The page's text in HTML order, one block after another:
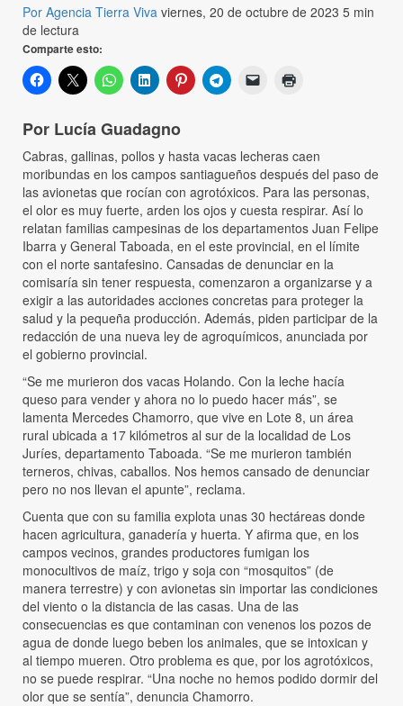
Por Agencia Tierra Viva viernes, 20 de octubre de 2023 5 min
de lectura
Comparte esto:
Por Lucía Guadagno
Cabras, gallinas, pollos y hasta vacas lecheras caen
moribundas en los campos santiagueños después del paso de
las avionetas que rocían con agrotóxicos. Para las personas,
el olor es muy fuerte, arden los ojos y cuesta respirar. Así lo
relatan familias campesinas de los departamentos Juan Felipe
Ibarra y General Taboada, en el este provincial, en el límite
con el norte santafesino. Cansadas de denunciar en la
comisaría sin tener respuesta, comenzaron a organizarse y a
exigir a las autoridades acciones concretas para proteger la
salud y la pequeña producción. Además, piden participar de la
redacción de una nueva ley de agroquímicos, anunciada por
el gobierno provincial.
“Se me murieron dos vacas Holando. Con la leche hacía
queso para vender y ahora no lo puedo hacer más”, se
lamenta Mercedes Chamorro, que vive en Lote 8, un área
rural ubicada a 17 kilómetros al sur de la localidad de Los
Juríes, departamento Taboada. “Se me murieron también
terneros, chivas, caballos. Nos hemos cansado de denunciar
pero no nos llevan el apunte”, reclama.
Cuenta que con su familia explota unas 30 hectáreas donde
hacen agricultura, ganadería y huerta. Y afirma que, en los
campos vecinos, grandes productores fumigan los
monocultivos de maíz, trigo y soja con “mosquitos” (de
manera terrestre) y con avionetas sin importar las condiciones
del viento o la distancia de las casas. Una de las
consecuencias es que contaminan con venenos los pozos de
agua de donde luego beben los animales, que se intoxican y
al tiempo mueren. Otro problema es que, por los agrotóxicos,
no se puede respirar. “Una noche no hemos podido dormir del
olor que se sentía”, denuncia Chamorro.